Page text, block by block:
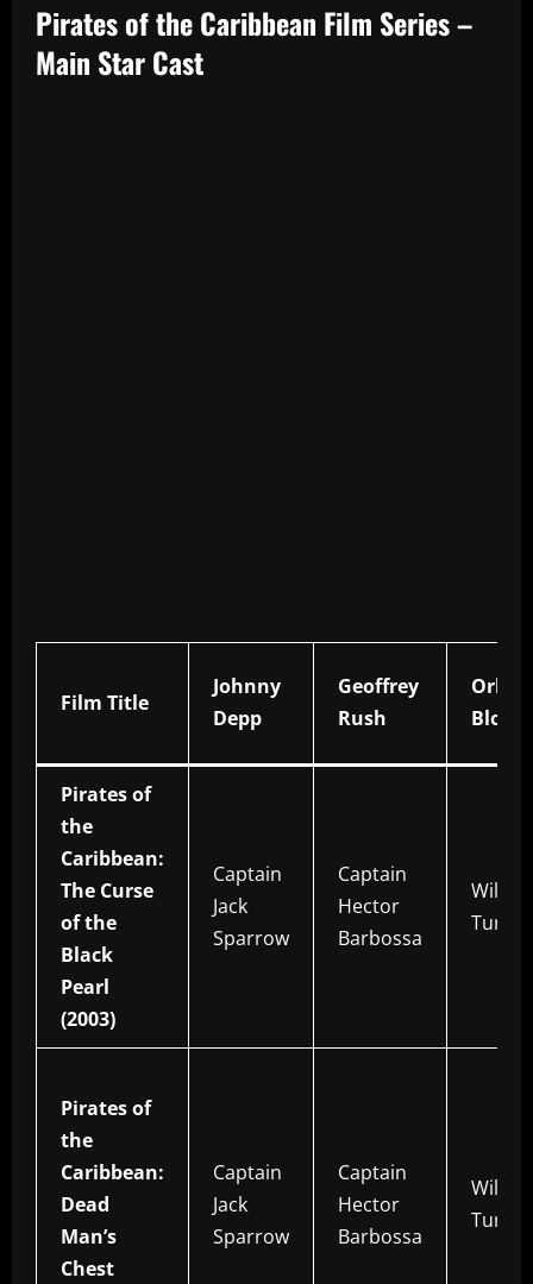
Pirates of the Caribbean Film Series –
Main Star Cast
Film Title
Johnny
Depp
Geoffrey
Rush
Bloom
Pirates of
the
Caribbean:
The Curse
of the
Black
Pearl
(2003)
Captain
Jack
Sparrow
Captain
Hector
Barbossa
Will
Turner
Pirates of
the
Caribbean:
Dead
Man’s
Chest
Captain
Jack
Sparrow
Captain
Hector
Barbossa
Will
Turner